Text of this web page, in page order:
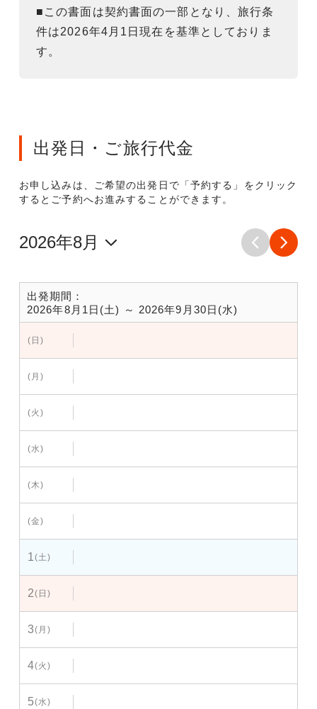
■この書面は契約書面の一部となり、旅行条
件は2026年4月1日現在を基準としておりま
す。
出発日・ご旅行代金
お申し込みは、ご希望の出発日で「予約する」をクリック
するとご予約へお進みすることができます。
出発期間：
2026年8月1日(土) ～ 2026年9月30日(水)
(日)
(月)
(火)
(水)
(木)
(金)
1(土)
2(日)
3(月)
4(火)
5(水)